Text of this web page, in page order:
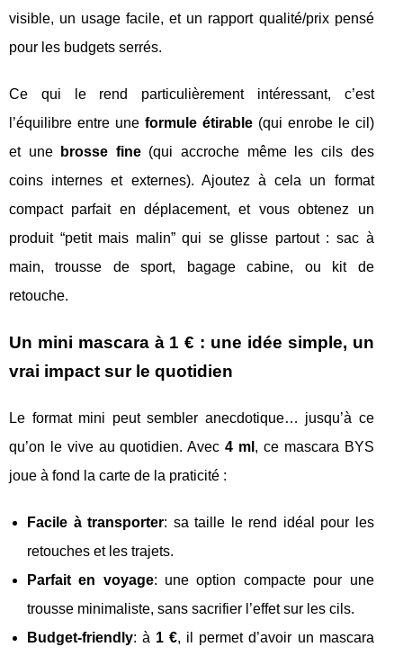
visible, un usage facile, et un rapport qualité/prix pensé
pour les budgets serrés.
Ce qui le rend particulièrement intéressant, c’est
l’équilibre entre une formule étirable(qui enrobe le cil)
et une
brosse fine(qui accroche même les cils des
coins internes et externes). Ajoutez à cela un format
compact parfait en déplacement, et vous obtenez un
produit “petit mais malin” qui se glisse partout : sac à
main, trousse de sport, bagage cabine, ou kit de
retouche.
Un mini mascara à 1 € : une idée simple, un
vrai impact sur le quotidien
Le format mini peut sembler anecdotique… jusqu’à ce
qu’on le vive au quotidien. Avec4 ml , ce mascara BYS
joue à fond la carte de la praticité :
Facile à transporter: sa taille le rend idéal pour les
retouches et les trajets.
Parfait en voyage: une option compacte pour une
trousse minimaliste, sans sacrifier l’effet sur les cils.
Budget-friendly: à 1 €, il permet d’avoir un mascara